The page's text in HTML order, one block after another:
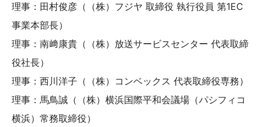
理事：田村俊彦（（株）フジヤ 取締役 執行役員 第1EC
事業本部長）
理事：南﨑康貴（（株）放送サービスセンター 代表取締
役社長）
理事：西川洋子（（株）コンベックス 代表取締役専務）
理事：馬鳥誠（（株）横浜国際平和会議場（パシフィコ
横浜）常務取締役）